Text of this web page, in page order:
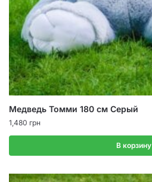
Медведь Томми 180 см Серый
1,480 грн
В корзину